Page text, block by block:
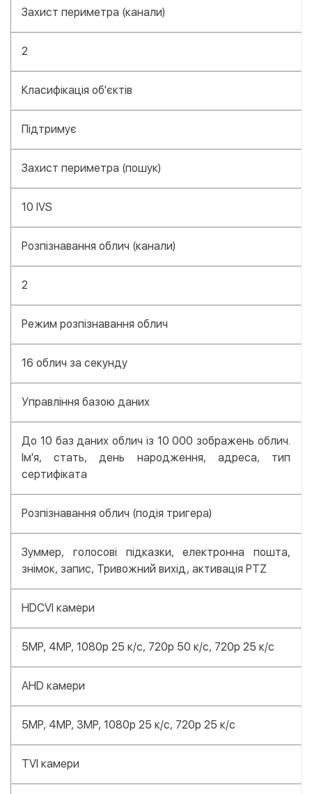
Захист периметра (канали)
2
Класифікація об'єктів
Підтримує
Захист периметра (пошук)
10 IVS
Розпізнавання облич (канали)
2
Режим розпізнавання облич
16 облич за секунду
Управління базою даних
До 10 баз даних облич із 10 000 зображень облич.
Ім'я, стать, день народження, адреса, тип
сертифіката
Розпізнавання облич (подія тригера)
Зуммер, голосові підказки, електронна пошта,
знімок, запис, Тривожний вихід, активація PTZ
HDCVI камери
5MP, 4MP, 1080p 25 к/с, 720p 50 к/с, 720p 25 к/с
AHD камери
5MP, 4MP, 3MP, 1080p 25 к/с, 720p 25 к/с
TVI камери